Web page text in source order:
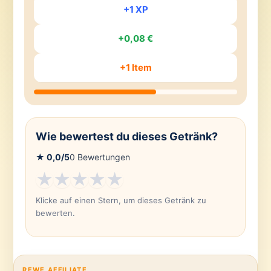
+1 XP
+0,08 €
+1 Item
Wie bewertest du dieses Getränk?
★ 0,0/50 Bewertungen
★★★★★
Klicke auf einen Stern, um dieses Getränk zu
bewerten.